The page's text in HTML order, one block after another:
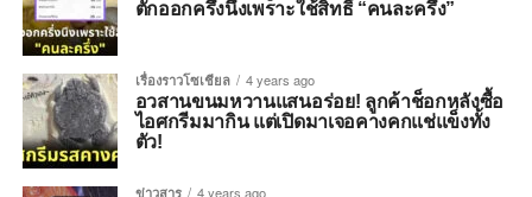
ตักออกครึ่งนึงเพราะใช้สิทธิ์ “คนละครึ่ง”
เรื่องราวโซเชียล 4 years ago
อวสานขนมหวานแสนอร่อย! ลูกค้าช็อกหลังซื้อ
ไอศกรีมมากิน แต่เปิดมาเจอคางคกแช่แข็งทั้ง
ตัว!
ข่าวสาร 4 years ago